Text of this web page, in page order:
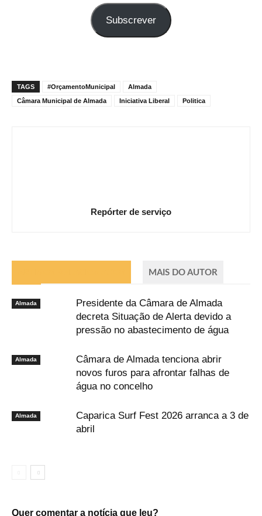
Subscrever
TAGS #OrçamentoMunicipal
Almada
Câmara Municipal de Almada
Iniciativa Liberal Politica
Repórter de serviço
MAIS DO AUTOR
Almada
Presidente da Câmara de Almada
decreta Situação de Alerta devido a
pressão no abastecimento de água
Almada
Câmara de Almada tenciona abrir
novos furos para afrontar falhas de
água no concelho
Almada
Caparica Surf Fest 2026 arranca a 3 de
abril
Quer comentar a notícia que leu?